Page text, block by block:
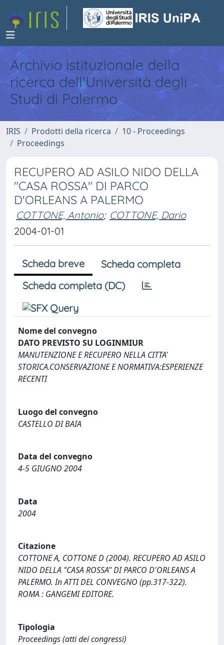
Archivio istituzionale della
ricerca dell'Università degli
Studi di Palermo
IRIS Prodotti della ricerca
10 - Proceedings
Proceedings
RECUPERO AD ASILO NIDO DELLA
"CASA ROSSA" DI PARCO
D'ORLEANS A PALERMO
COTTONE, Antonio; COTTONE, Dario
2004-01-01
Scheda breve
Scheda completa
Scheda completa (DC)
Nome del convegno
DATO PREVISTO SU LOGINMIUR
MANUTENZIONE E RECUPERO NELLA CITTA'
STORICA.CONSERVAZIONE E NORMATIVA:ESPERIENZE
RECENTI
Luogo del convegno
CASTELLO DI BAIA
Data del convegno
4-5 GIUGNO 2004
Data
2004
Citazione
COTTONE A, COTTONE D (2004). RECUPERO AD ASILO
NIDO DELLA "CASA ROSSA" DI PARCO D'ORLEANS A
PALERMO. In ATTI DEL CONVEGNO (pp.317-322).
ROMA : GANGEMI EDITORE.
Tipologia
Proceedings (atti dei congressi)